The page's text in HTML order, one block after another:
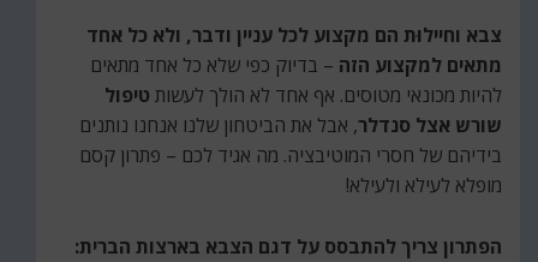
צבא וחיילוּת הם מקצוע לכל עניין ודבר, ולא כל אחד
מתאים למקצוע הזה – בדיוק כפי שלא כל אחד מתאים
להיות מכונאי מטוסים. אף אחד לא הולך לעשות טיפול
שורש אצל סנדלר, אבל את הביטחון שלנו אנחנו נותנים
בידיהם של חסרי המוטיבציה. מה אגיד לכם – פתרון קסם
מופלא לעילא ולעילא!
הפתרון צריך להתבסס על דגם הצבא בארצות הברית: